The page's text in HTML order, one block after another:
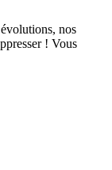
nos
! Vous